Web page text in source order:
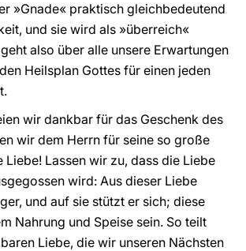
»Gnade« praktisch gleichbedeutend
und sie wird als »überreich«
also über alle unsere Erwartungen
Heilsplan Gottes für einen jeden
wir dankbar für das Geschenk des
wir dem Herrn für seine so große
Liebe! Lassen wir zu, dass die Liebe
wird: Aus dieser Liebe
und auf sie stützt er sich; diese
Nahrung und Speise sein. So teilt
Liebe, die wir unseren Nächsten